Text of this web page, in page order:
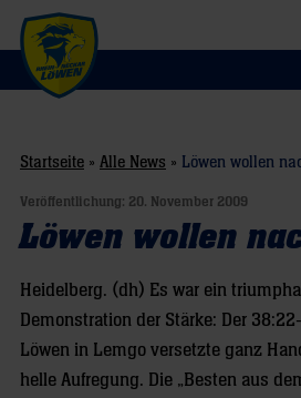
Startseite » Alle News » Löwen wollen
Veröffentlichung: 20. November 2009
Löwen wollen
Heidelberg. (dh) Es war ein
Demonstration der Stärke: Der
Löwen in Lemgo versetzte ganz
helle Aufregung. Die „Besten aus